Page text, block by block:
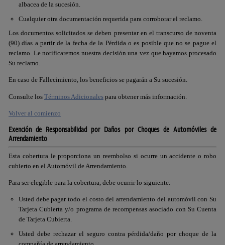
albacea de la sucesión.
Cualquier otra documentación requerida para corroborar el reclamo.
Los documentos solicitados se deben presentar en el transcurso de noventa
(90) días a partir de la fecha de la Pérdida o es posible que no se pague el
reclamo. Le notificaremos nuestra decisión una vez que hayamos procesado
Su reclamo.
En caso de Fallecimiento, los beneficios se pagarán a Su sucesión.
Consulte los Términos Adicionales para obtener más información.
Volver al comienzo
Exención de Responsabilidad por Daños por Choques de Automóviles de
Arrendamiento
Esta cobertura le proporciona un reembolso si ocurre un accidente o robo
cubierto en el Automóvil de Arrendamiento.
Para ser elegible para la cobertura, debe ocurrir lo siguiente:
Usted debe pagar todo el costo del arrendamiento del automóvil con Su
Tarjeta Cubierta y/o programa de recompensas asociado con Su Cuenta
de Tarjeta Cubierta.
Usted debe rechazar el seguro contra pérdida/daño por choque de la